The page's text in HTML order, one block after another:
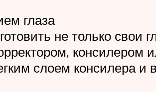
глаза
не только свои
консилером
слоем консилера и